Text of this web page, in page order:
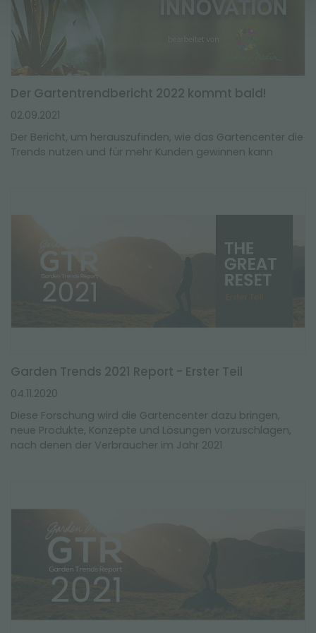
Der Gartentrendbericht 2022 kommt bald!
02.09.2021
Der Bericht, um herauszufinden, wie das Gartencenter die
Trends nutzen und für mehr Kunden gewinnen kann
Garden Trends 2021 Report - Erster Teil
04.11.2020
Diese Forschung wird die Gartencenter dazu bringen,
neue Produkte, Konzepte und Lösungen vorzuschlagen,
nach denen der Verbraucher im Jahr 2021